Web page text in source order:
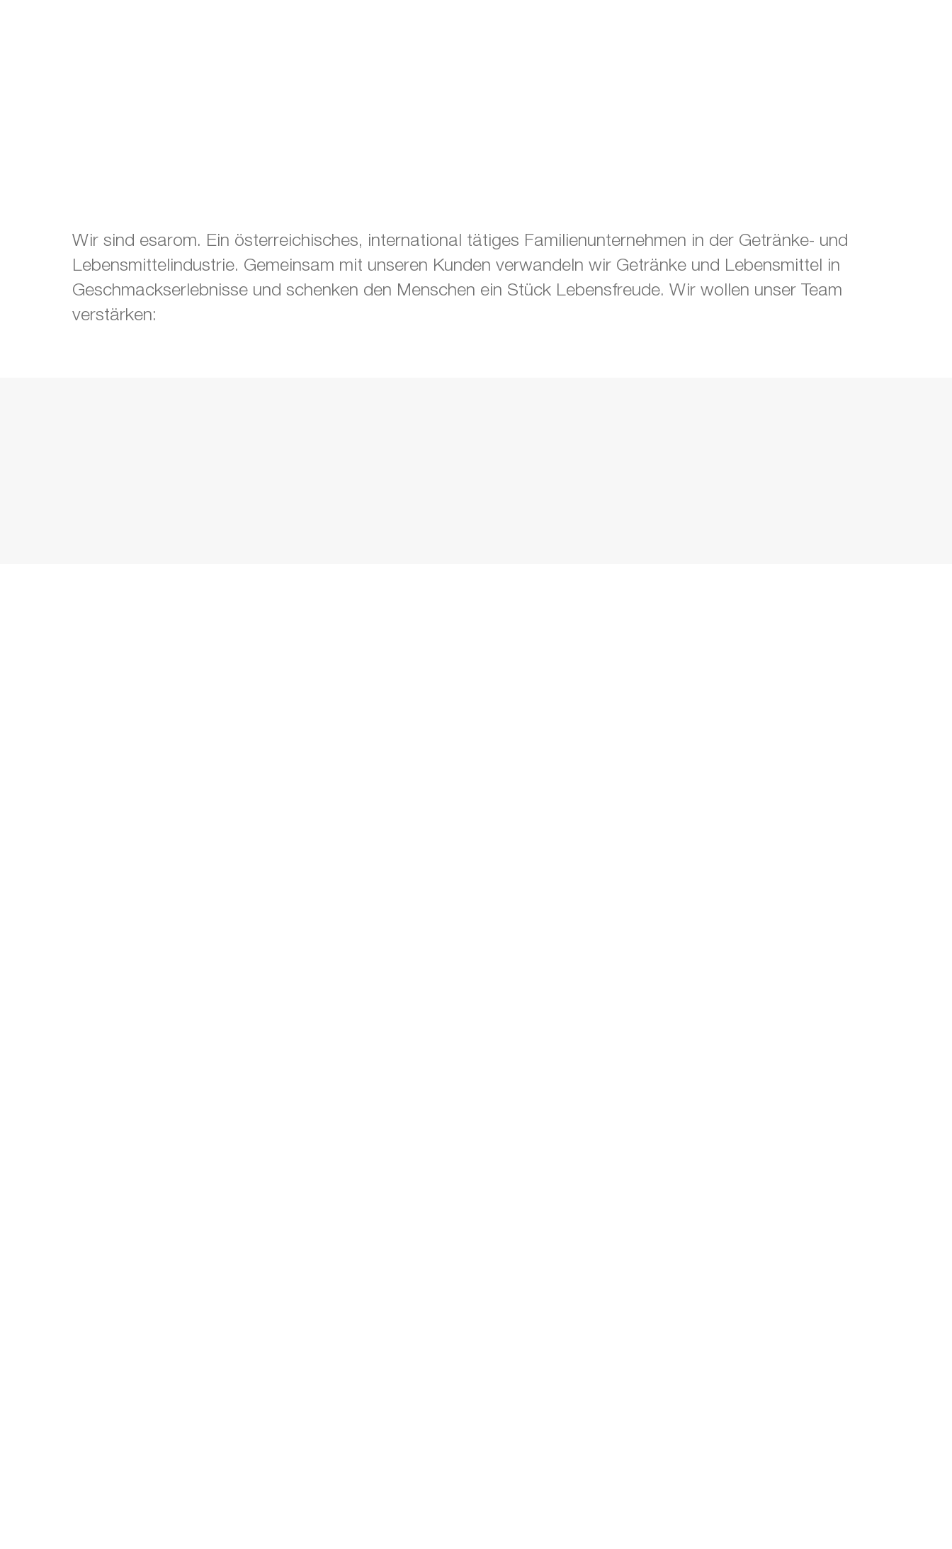
Wir sind esarom. Ein österreichisches, international tätiges Familienunternehmen in der Getränke- und
Lebensmittelindustrie. Gemeinsam mit unseren Kunden verwandeln wir Getränke und Lebensmittel in
Geschmackserlebnisse und schenken den Menschen ein Stück Lebensfreude. Wir wollen unser Team
verstärken: